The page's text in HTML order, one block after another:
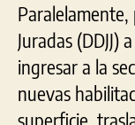
Paralelamente,
Juradas
ingresar a la
nuevas